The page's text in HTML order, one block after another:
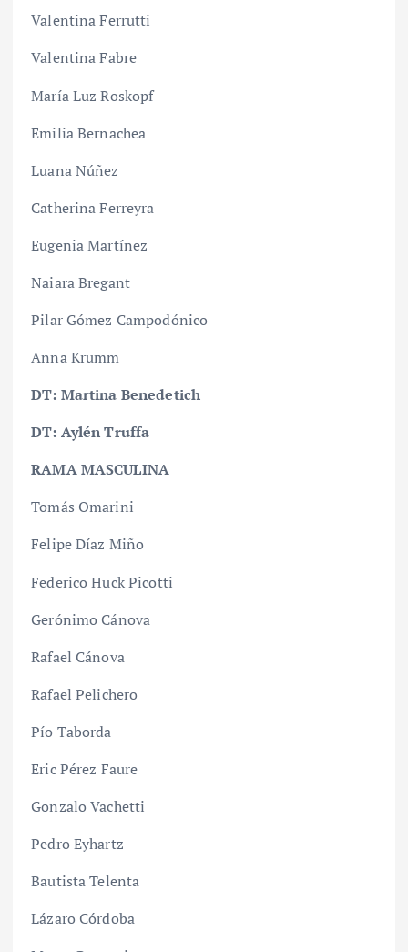
Valentina Ferrutti
Valentina Fabre
María Luz Roskopf
Emilia Bernachea
Luana Núñez
Catherina Ferreyra
Eugenia Martínez
Naiara Bregant
Pilar Gómez Campodónico
Anna Krumm
DT: Martina Benedetich
DT: Aylén Truffa
RAMA MASCULINA
Tomás Omarini
Felipe Díaz Miño
Federico Huck Picotti
Gerónimo Cánova
Rafael Cánova
Rafael Pelichero
Pío Taborda
Eric Pérez Faure
Gonzalo Vachetti
Pedro Eyhartz
Bautista Telenta
Lázaro Córdoba